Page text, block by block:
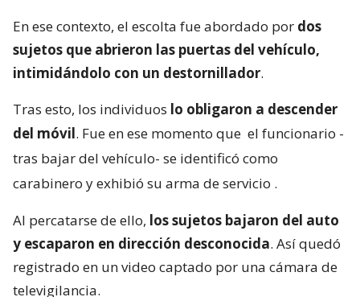
En ese contexto, el escolta fue abordado por dos
sujetos que abrieron las puertas del vehículo,
intimidándolo con un destornillador.
Tras esto, los individuos lo obligaron a descender
del móvil. Fue en ese momento que el funcionario -
tras bajar del vehículo- se identificó como
carabinero y exhibió su arma de servicio .
Al percatarse de ello, los sujetos bajaron del auto
y escaparon en dirección desconocida. Así quedó
registrado en un video captado por una cámara de
televigilancia.